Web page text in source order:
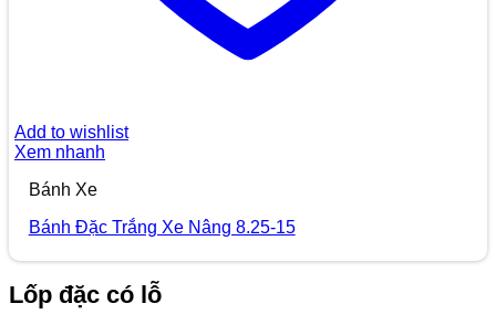
Add to wishlist
Xem nhanh
Bánh Xe
Bánh Đặc Trắng Xe Nâng 8.25-15
Lốp đặc có lỗ